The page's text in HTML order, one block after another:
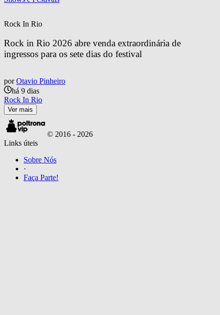
Rock In Rio
Rock in Rio 2026 abre venda extraordinária de
ingressos para os sete dias do festival
por Otavio Pinheiro
há 9 dias
Rock In Rio
Ver mais
© 2016 - 2026
Links úteis
Sobre Nós
·
Faça Parte!